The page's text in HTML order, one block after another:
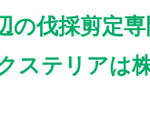
の伐採剪定
ステリアは